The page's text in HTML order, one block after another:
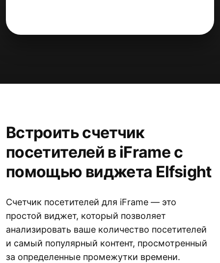
Встроить счетчик
посетителей в iFrame с
помощью виджета Elfsight
Счетчик посетителей для iFrame — это
простой виджет, который позволяет
анализировать ваше количество посетителей
и самый популярный контент, просмотренный
за определенные промежутки времени.